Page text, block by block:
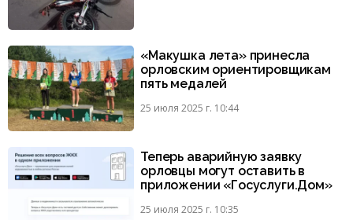
«Макушка лета» принесла
орловским ориентировщикам
пять медалей
25 июля 2025 г. 10:44
Теперь аварийную заявку
орловцы могут оставить в
приложении «Госуслуги.Дом»
25 июля 2025 г. 10:35